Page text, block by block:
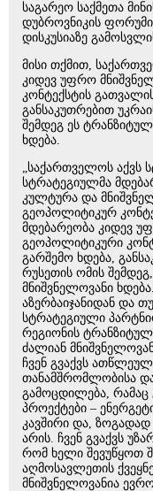
საგარეო საქმეთა
დუბროვნიკის
დისკუსიაზე
მისი თქმით,
კიდევ უფრო
კონტექსტის
განსაკუთრებით
შემდეგ ეს
ხდება.
„საქართველოს აქვს
სტრატეგიულმა
კულტურა და
გეოპოლიტიკურ
მდებარეობა კიდევ
გეოპოლიტიკური
გარშემო ხდება,
რუსეთის ომის
მნიშვნელოვანი
აზერბაიჯანიდან და
სტრატეგიული
რეგიონის
ძალიან
ჩვენ გვაქვს
თანამშრომლობისა
გამოცდილება, რამაც
პროექტები –
კავშირი და,
არის. ჩვენ გვაქვს
რომ ხელი შევუწყოთ
აღმოსავლეთის
მნიშვნელოვანია